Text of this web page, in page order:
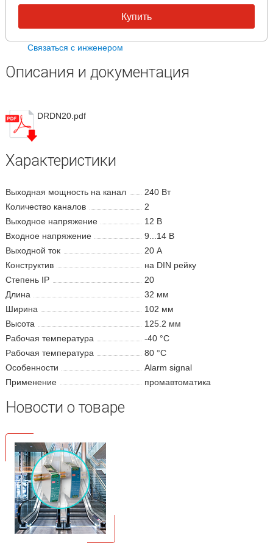
Описания и документация
DRDN20.pdf
Характеристики
Выходная мощность на канал
240 Вт
Количество каналов
2
Выходное напряжение
12 В
Входное напряжение
9...14 В
Выходной ток
20 А
Конструктив
на DIN рейку
Степень IP
20
Длина
32 мм
Ширина
102 мм
Высота
125.2 мм
Рабочая температура
-40 °C
Рабочая температура
80 °C
Особенности
Alarm signal
Применение
промавтоматика
Новости о товаре